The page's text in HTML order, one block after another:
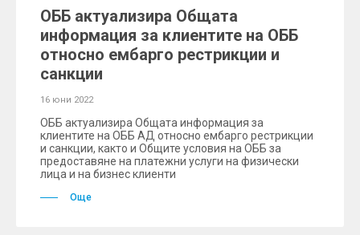
ОББ актуализира Общата
информация за клиентите на ОББ
относно ембарго рестрикции и
санкции
16 юни 2022
ОББ актуализира Общата информация за
клиентите на ОББ АД относно ембарго рестрикции
и санкции, както и Общите условия на ОББ за
предоставяне на платежни услуги на физически
лица и на бизнес клиенти
Още